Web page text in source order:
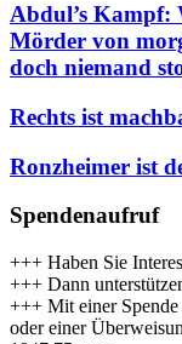
Abdul’s Kampf:
Mörder von
doch niemand
Rechts ist
Ronzheimer ist
Spendenaufruf
+++ Haben Sie
+++ Dann
+++ Mit einer
oder einer